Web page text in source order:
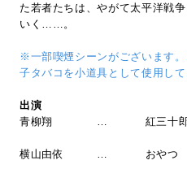
た若者たちは、やがて太平洋戦
いく……。
※一部喫煙シーンがございます
子タバコを小道具として使用し
出演
青柳翔 … 紅三十
横山由依 … おやつ